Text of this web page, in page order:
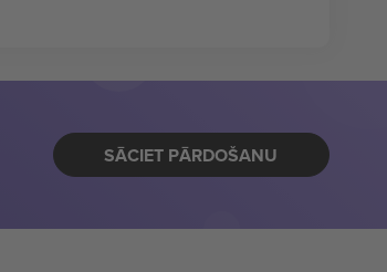
SĀCIET PĀRDOŠANU